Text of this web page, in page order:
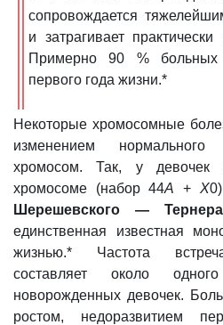
сопровождается
и затрагивает
Примерно 90 % больных
первого года жизни.*
Некоторые хромосомные
изменением нормального
хромосом. Так, у
хромосоме (набор 44А+ Х
Шерешевского — Тернера
единственная известная
жизнью.* Частота
составляет около
новорожденных девочек.
ростом, недоразвитием